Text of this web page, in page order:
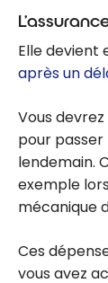
Comment
fonctionne
l’assurance
annulation /
voyage des
cartes de
crédit?
Elle devient
après un
Vous
pour passer
lendemain.
exemple
mécanique
Ces
vous avez